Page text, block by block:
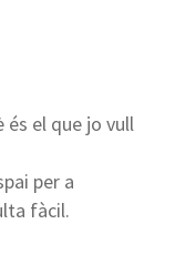
el que jo vull
per a
fàcil.